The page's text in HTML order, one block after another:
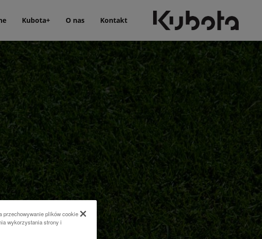
Kubota+ O nas Kontakt
przechowywanie plików cookie
wykorzystania strony i